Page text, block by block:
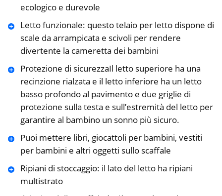
ecologico e durevole
Letto funzionale: questo telaio per letto dispone di
scale da arrampicata e scivoli per rendere
divertente la cameretta dei bambini
Protezione di sicurezzaIl letto superiore ha una
recinzione rialzata e il letto inferiore ha un letto
basso profondo al pavimento e due griglie di
protezione sulla testa e sull’estremità del letto per
garantire al bambino un sonno più sicuro.
Puoi mettere libri, giocattoli per bambini, vestiti
per bambini e altri oggetti sullo scaffale
Ripiani di stoccaggio: il lato del letto ha ripiani
multistrato